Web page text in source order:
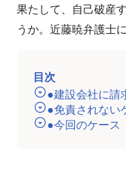
果たして、自己破産
うか。近藤暁弁護士
目次
●建設会社に請
●免責されない
●今回のケース